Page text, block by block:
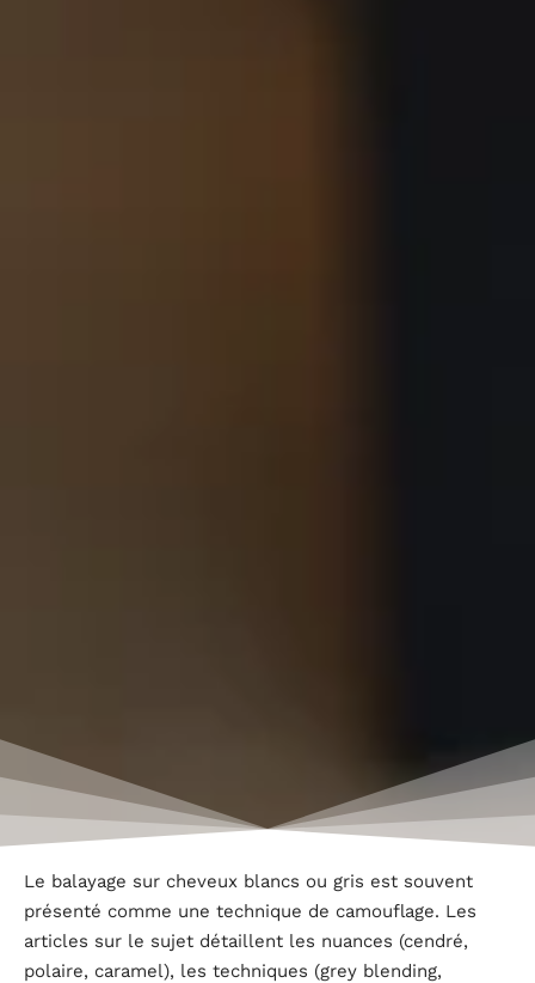
Le balayage sur cheveux blancs ou gris est souvent
présenté comme une technique de camouflage. Les
articles sur le sujet détaillent les nuances (cendré,
polaire, caramel), les techniques (grey blending,